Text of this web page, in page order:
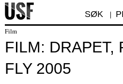
SØK
Film
FILM: DRAPET,
FLY 2005